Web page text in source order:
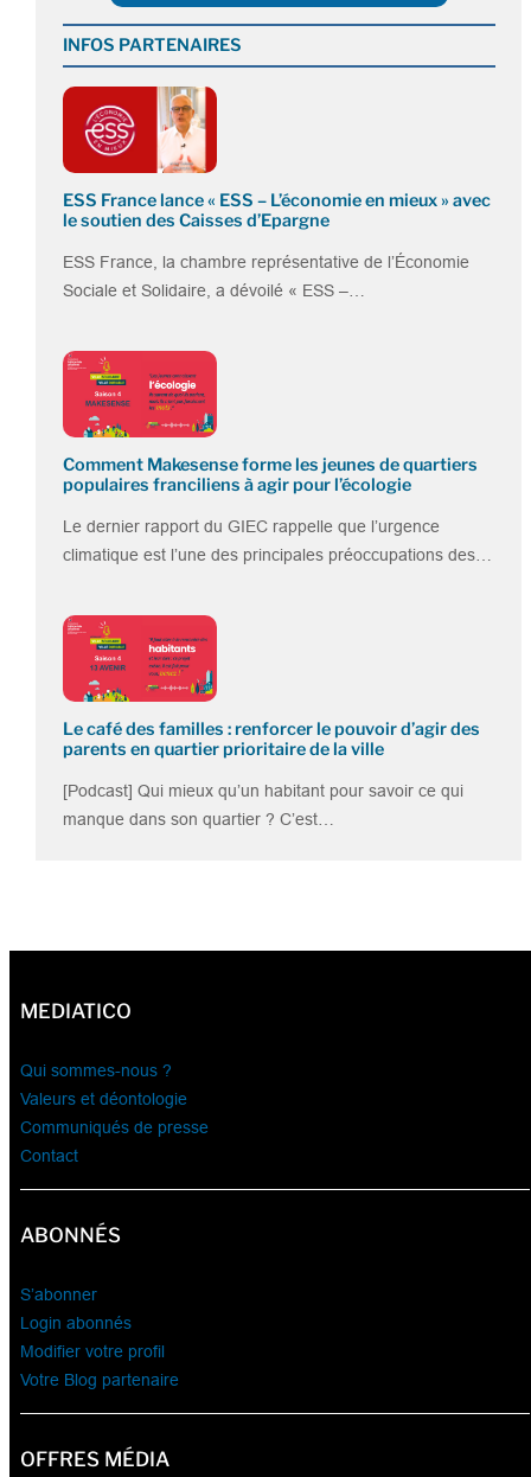
INFOS PARTENAIRES
ESS France lance « ESS – L’économie en mieux » avec
le soutien des Caisses d’Epargne
ESS France, la chambre représentative de l’Économie
Sociale et Solidaire, a dévoilé « ESS –…
Comment Makesense forme les jeunes de quartiers
populaires franciliens à agir pour l’écologie
Le dernier rapport du GIEC rappelle que l’urgence
climatique est l’une des principales préoccupations des…
Le café des familles : renforcer le pouvoir d’agir des
parents en quartier prioritaire de la ville
[Podcast] Qui mieux qu’un habitant pour savoir ce qui
manque dans son quartier ? C’est…
MEDIATICO
Qui sommes-nous ?
Valeurs et déontologie
Communiqués de presse
Contact
ABONNÉS
S’abonner
Login abonnés
Modifier votre profil
Votre Blog partenaire
OFFRES MÉDIA